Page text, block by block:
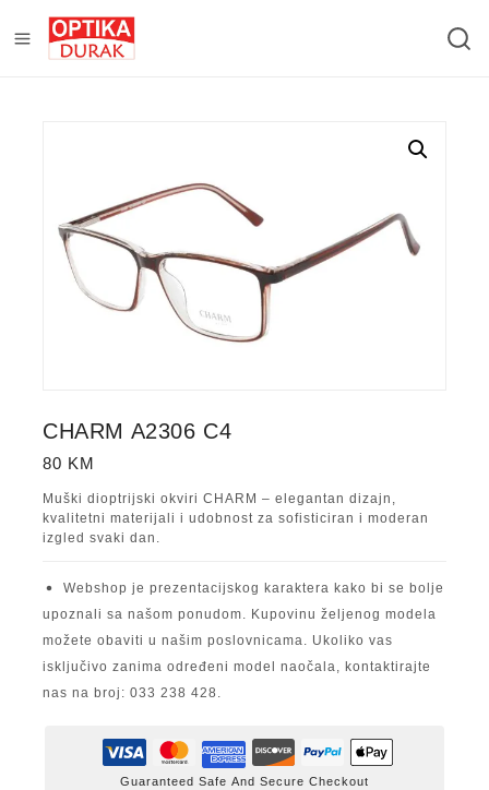
CHARM A2306 C4
80 KM
Muški dioptrijski okviri CHARM – elegantan dizajn,
kvalitetni materijali i udobnost za sofisticiran i moderan
izgled svaki dan.
Webshop je prezentacijskog karaktera kako bi se bolje
upoznali sa našom ponudom. Kupovinu željenog modela
možete obaviti u našim poslovnicama. Ukoliko vas
isključivo zanima određeni model naočala, kontaktirajte
nas na broj: 033 238 428.
Guaranteed Safe And Secure Checkout